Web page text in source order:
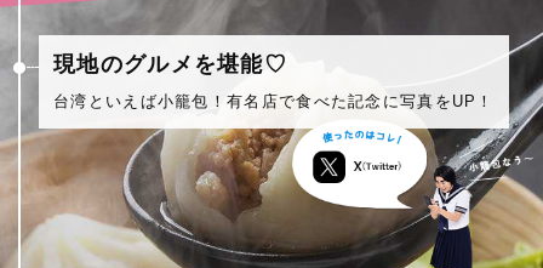
現地のグルメを堪能♡
台湾といえば小籠包！有名店で食べた記念に写真をUP！